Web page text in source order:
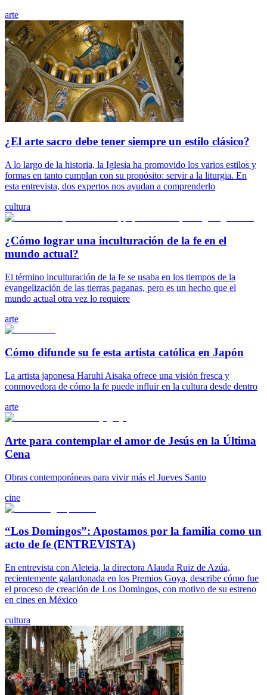
arte
¿El arte sacro debe tener siempre un estilo clásico?
A lo largo de la historia, la Iglesia ha promovido los varios estilos y
formas en tanto cumplan con su propósito: servir a la liturgia. En
esta entrevista, dos expertos nos ayudan a comprenderlo
cultura
¿Cómo lograr una inculturación de la fe en el
mundo actual?
El término inculturación de la fe se usaba en los tiempos de la
evangelización de las tierras paganas, pero es un hecho que el
mundo actual otra vez lo requiere
arte
Cómo difunde su fe esta artista católica en Japón
La artista japonesa Haruhi Aisaka ofrece una visión fresca y
conmovedora de cómo la fe puede influir en la cultura desde dentro
arte
Arte para contemplar el amor de Jesús en la Última
Cena
Obras contemporáneas para vivir más el Jueves Santo
cine
“Los Domingos”: Apostamos por la familia como un
acto de fe (ENTREVISTA)
En entrevista con Aleteia, la directora Alauda Ruiz de Azúa,
recientemente galardonada en los Premios Goya, describe cómo fue
el proceso de creación de Los Domingos, con motivo de su estreno
en cines en México
cultura